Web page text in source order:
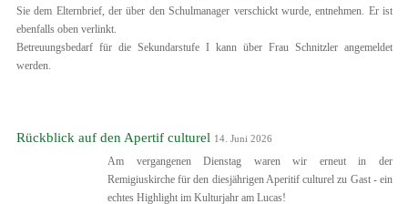
Sie dem Elternbrief, der über den Schulmanager verschickt wurde, entnehmen. Er ist
ebenfalls oben verlinkt.
Betreuungsbedarf für die Sekundarstufe I kann über Frau Schnitzler angemeldet
werden.
Rückblick auf den Apertif culturel 14. Juni 2026
Am vergangenen Dienstag waren wir erneut in der
Remigiuskirche für den diesjährigen Aperitif culturel zu Gast - ein
echtes Highlight im Kulturjahr am Lucas!